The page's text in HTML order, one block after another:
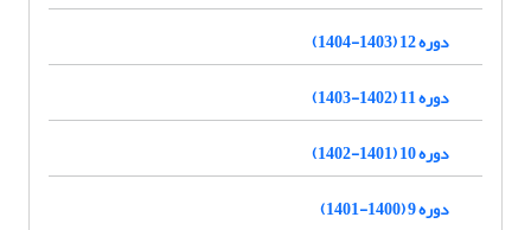
دوره 12 (1403-1404)
دوره 11 (1402-1403)
دوره 10 (1401-1402)
دوره 9 (1400-1401)